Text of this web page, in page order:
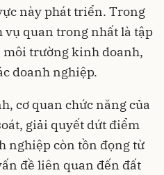
này phát triển. Trong
quan trong nhất là tập
trường kinh doanh,
doanh nghiệp.
cơ quan chức năng của
giải quyết dứt điểm
nghiệp còn tồn đọng từ
đề liên quan đến đất